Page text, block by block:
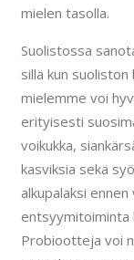
mielen tasolla.
Suolistossa
sillä kun
mielemme voi
erityisesti
voikukka,
kasviksia sekä
alkupalaksi
entsyymitoiminta
Probiootteja voi